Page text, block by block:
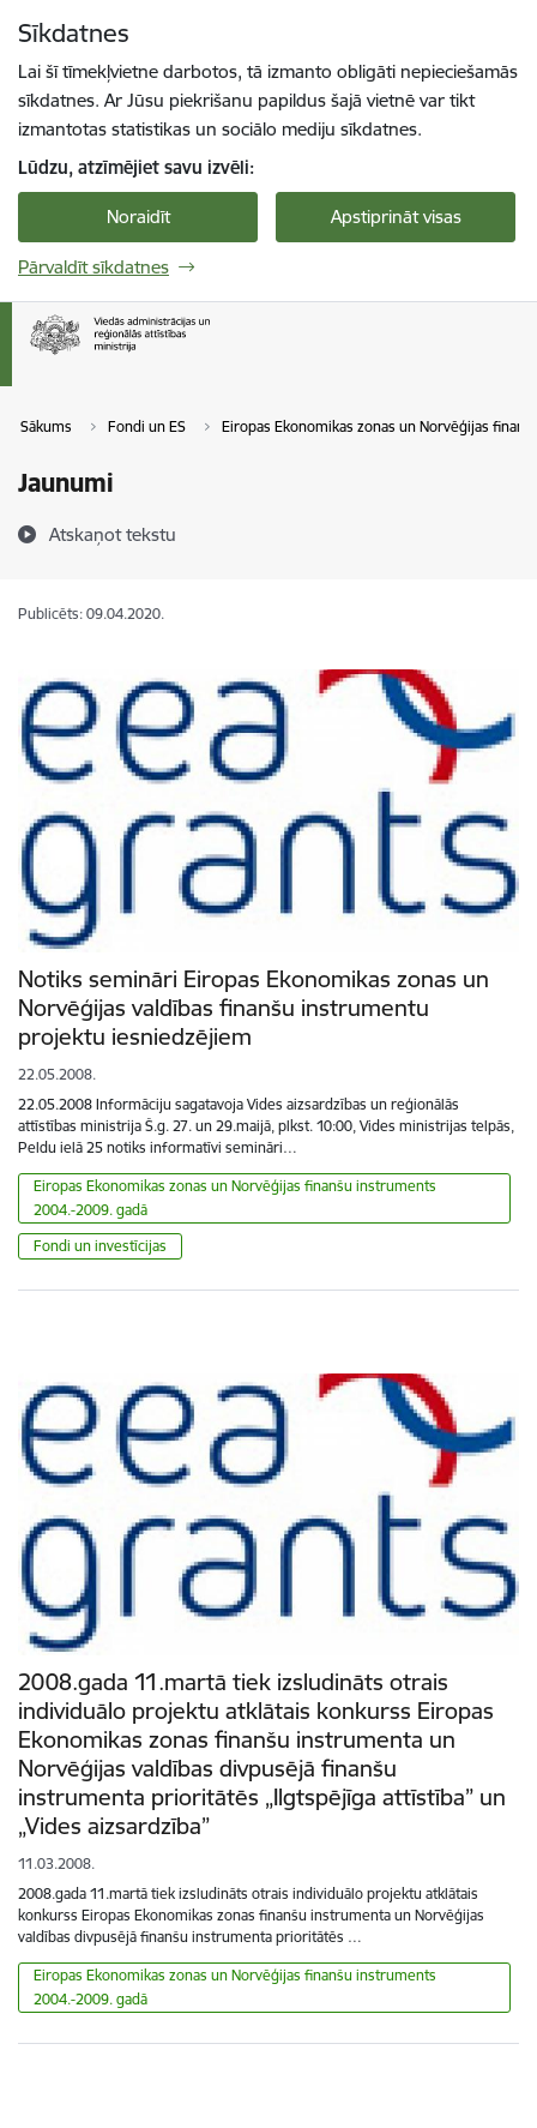
Sīkdatnes
Lai šī tīmekļvietne darbotos, tā izmanto obligāti nepieciešamās
sīkdatnes. Ar Jūsu piekrišanu papildus šajā vietnē var tikt
izmantotas statistikas un sociālo mediju sīkdatnes.
Lūdzu, atzīmējiet savu izvēli:
Noraidīt Apstiprināt visas
Pārvaldīt sīkdatnes
Sākums Fondi un ES Eiropas Ekonomikas zonas un Norvēģijas
Jaunumi
Atskaņot tekstu
Publicēts: 09.04.2020.
Notiks semināri Eiropas Ekonomikas zonas un
Norvēģijas valdības finanšu instrumentu
projektu iesniedzējiem
22.05.2008.
22.05.2008 Informāciju sagatavoja Vides aizsardzības un reģionālās
attīstības ministrija Š.g. 27. un 29.maijā, plkst. 10:00, Vides ministrijas telpās,
Peldu ielā 25 notiks informatīvi semināri…
Eiropas Ekonomikas zonas un Norvēģijas finanšu instruments
2004.-2009. gadā
Fondi un investīcijas
2008.gada 11.martā tiek izsludināts otrais
individuālo projektu atklātais konkurss Eiropas
Ekonomikas zonas finanšu instrumenta un
Norvēģijas valdības divpusējā finanšu
instrumenta prioritātēs „Ilgtspējīga attīstība” un
„Vides aizsardzība”
11.03.2008.
2008.gada 11.martā tiek izsludināts otrais individuālo projektu atklātais
konkurss Eiropas Ekonomikas zonas finanšu instrumenta un Norvēģijas
valdības divpusējā finanšu instrumenta prioritātēs …
Eiropas Ekonomikas zonas un Norvēģijas finanšu instruments
2004.-2009. gadā